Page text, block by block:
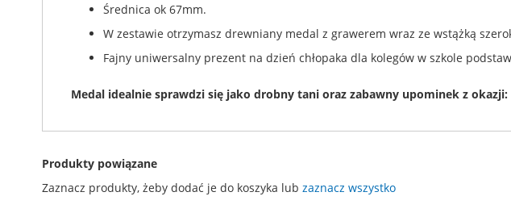
Średnica ok 67mm.
W zestawie otrzymasz drewniany medal z grawerem wraz ze wstążką
Fajny uniwersalny prezent na dzień chłopaka dla kolegów w szkole
Medal idealnie sprawdzi się jako drobny tani oraz zabawny upominek z okazji:
Produkty powiązane
Zaznacz produkty, żeby dodać je do koszyka lub zaznacz wszystko